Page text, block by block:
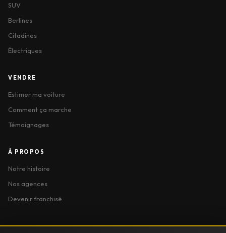
SUV
Berlines
Citadines
Électriques
VENDRE
Estimer ma voiture
Comment ça marche
Témoignages
À PROPOS
Notre histoire
Nos agences
Devenir franchisé